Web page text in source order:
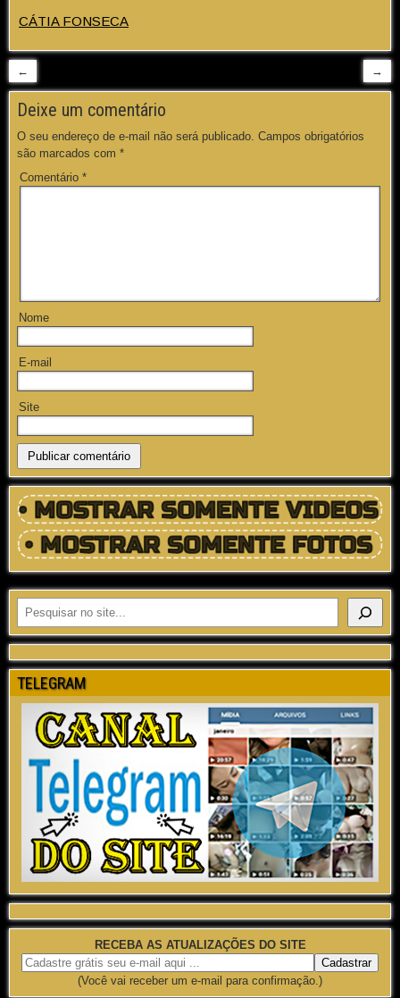
CÁTIA FONSECA
← →
Deixe um comentário
O seu endereço de e-mail não será publicado. Campos obrigatórios
são marcados com *
Comentário *
Nome
E-mail
Site
TELEGRAM
RECEBA AS ATUALIZAÇÕES DO SITE
(Você vai receber um e-mail para confirmação.)